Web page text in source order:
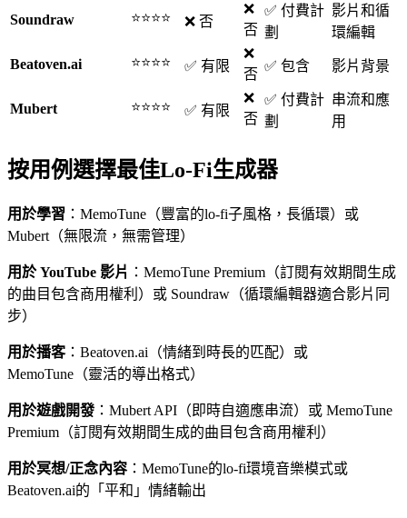
Soundraw ⭐⭐⭐⭐ ❌ 否
❌
否
✅ 付費計
劃
影片和循
環編輯
Beatoven.ai ⭐⭐⭐⭐ ✅ 有限
❌
否
✅ 包含 影片背景
Mubert ⭐⭐⭐⭐ ✅ 有限
❌
否
✅ 付費計
劃
串流和應
用
按用例選擇最佳Lo-Fi生成器
用於學習 ：MemoTune（豐富的lo-fi子風格，長循環）或
Mubert（無限流，無需管理）
用於 YouTube 影片 ：MemoTune Premium（訂閱有效期間生成
的曲目包含商用權利）或 Soundraw（循環編輯器適合影片同
步）
用於播客：Beatoven.ai（情緒到時長的匹配）或
MemoTune（靈活的導出格式）
用於遊戲開發 ：Mubert API（即時自適應串流）或 MemoTune
Premium（訂閱有效期間生成的曲目包含商用權利）
用於冥想/正念內容 ：MemoTune的lo-fi環境音樂模式或
Beatoven.ai的「平和」情緒輸出